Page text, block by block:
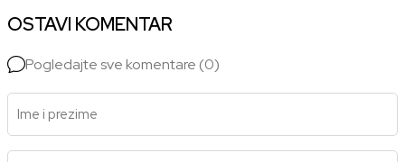
OSTAVI KOMENTAR
Pogledajte sve komentare (0)
Ime i prezime